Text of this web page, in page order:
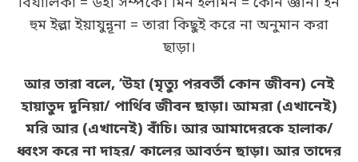
হুম ইল্লা ইয়াযুন্নূনা = তারা কিছুই করে না অনুমান করা
ছাড়া।
আর তারা বলে, ‘উহা (মৃত্যু পরবর্তী কোন জীবন) নেই
হায়াতুদ দুনিয়া/ পার্থিব জীবন ছাড়া। আমরা (এখানেই)
মরি আর (এখানেই) বাঁচি। আর আমাদেরকে হালাক/
ধ্বংস করে না দাহর/ কালের আবর্তন ছাড়া। আর তাদের